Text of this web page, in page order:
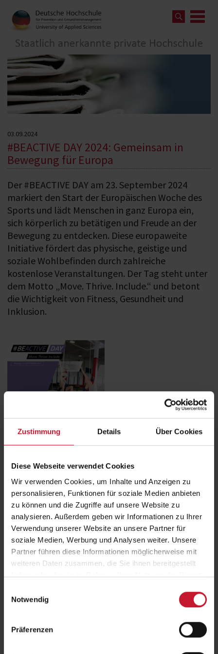
Zustimmung Details Über Cookies
Diese Webseite verwendet Cookies
Wir verwenden Cookies, um Inhalte und Anzeigen zu
personalisieren, Funktionen für soziale Medien anbieten
zu können und die Zugriffe auf unsere Website zu
analysieren. Außerdem geben wir Informationen zu Ihrer
Verwendung unserer Website an unsere Partner für
soziale Medien, Werbung und Analysen weiter. Unsere
Partner führen diese Informationen möglicherweise mit
weiteren Daten zusammen, die Sie ihnen bereitgestellt
haben oder die sie im Rahmen Ihrer Nutzung der Dienste
Notwendig
Präferenzen
03.09.2024
#BEACTIVE DAY 2024: Gemeinsam in
Bewegung für Europa
Der #BEACTIVE DAY am 23. September 2024
markiert den Start der Europäischen Woche des
Sports und lädt Menschen in ganz Europa ein,
sich körperlich zu betätigen und Freude an der
Bewegung zu entdecken. Diese europaweite
Initiative fördert das physische, geistige und
soziale Wohlbefinden durch zahlreiche
kostenlose Veranstaltungen. Der Tag steht unter
dem Motto „Move. Thrive. Include.“ und betont
die Wichtigkeit von Fitness, Gesundheit und
Inklusion.
Europa zu einem aktiveren Lebensstil zu motivieren. Diese
Veranstaltung wird jedes Jahr im Zeitraum vom 23. bis 30. September
durchgeführt.
Aktionen & Events von Fitnessstudios
Tag der offenen Tür
Kursevents
#BEACTIVE-NIGHT
Challenges
Spendentraining
entdecken!
europaweiten Initiative zu werden. Die Teilnahme an einer der vielen